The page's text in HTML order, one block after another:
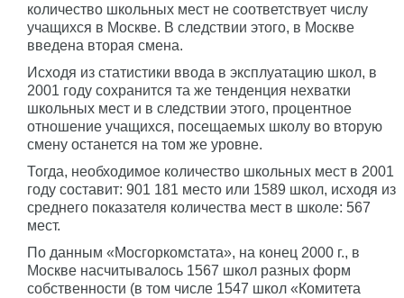
количество школьных мест не соответствует числу
учащихся в Москве. В следствии этого, в Москве
введена вторая смена.
Исходя из статистики ввода в эксплуатацию школ, в
2001 году сохранится та же тенденция нехватки
школьных мест и в следствии этого, процентное
отношение учащихся, посещаемых школу во вторую
смену останется на том же уровне.
Тогда, необходимое количество школьных мест в 2001
году составит: 901 181 место или 1589 школ, исходя из
среднего показателя количества мест в школе: 567
мест.
По данным «Мосгоркомстата», на конец 2000 г., в
Москве насчитывалось 1567 школ разных форм
собственности (в том числе 1547 школ «Комитета